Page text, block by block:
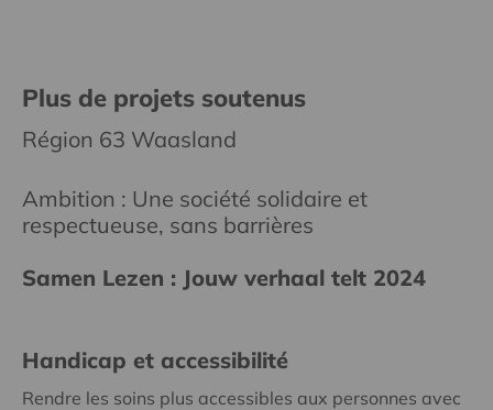
Plus de projets soutenus
Région 63 Waasland
Ambition : Une société solidaire et
respectueuse, sans barrières
Samen Lezen : Jouw verhaal telt 2024
Handicap et accessibilité
Rendre les soins plus accessibles aux personnes avec